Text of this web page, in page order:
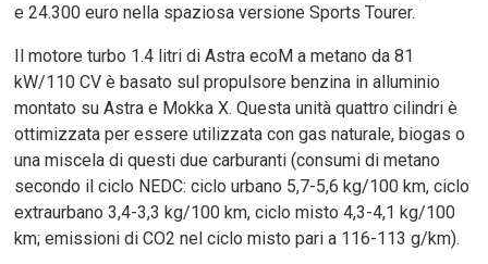
e 24.300 euro nella spaziosa versione Sports Tourer.
Il motore turbo 1.4 litri di Astra ecoM a metano da 81
kW/110 CV è basato sul propulsore benzina in alluminio
montato su Astra e Mokka X. Questa unità quattro cilindri è
ottimizzata per essere utilizzata con gas naturale, biogas o
una miscela di questi due carburanti (consumi di metano
secondo il ciclo NEDC: ciclo urbano 5,7-5,6 kg/100 km, ciclo
extraurbano 3,4-3,3 kg/100 km, ciclo misto 4,3-4,1 kg/100
km; emissioni di CO2 nel ciclo misto pari a 116-113 g/km).